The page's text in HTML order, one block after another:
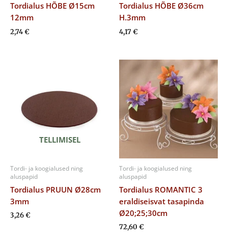
Tordialus HÕBE Ø15cm
12mm
2,74€
Tordialus HÕBE Ø36cm
H.3mm
4,17€
TELLIMISEL
Tordi- ja koogialused ning
aluspapid
Tordialus PRUUN Ø28cm
3mm
3,26€
Tordi- ja koogialused ning
aluspapid
Tordialus ROMANTIC 3
eraldiseisvat tasapinda
Ø20;25;30cm
72,60 €